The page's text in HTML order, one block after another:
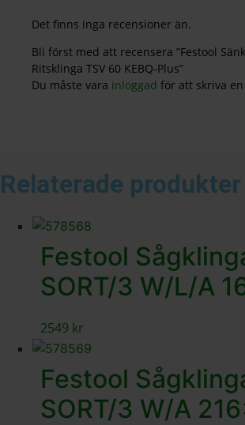
Det finns inga recensioner än.
Bli först med att recensera ”Festool
Ritsklinga TSV 60 KEBQ-Plus”
Du måste vara inloggad för att skriva
Relaterade produkter
Festool
SORT/3 W/L/A
2549 kr
Festool
SORT/3 W/A